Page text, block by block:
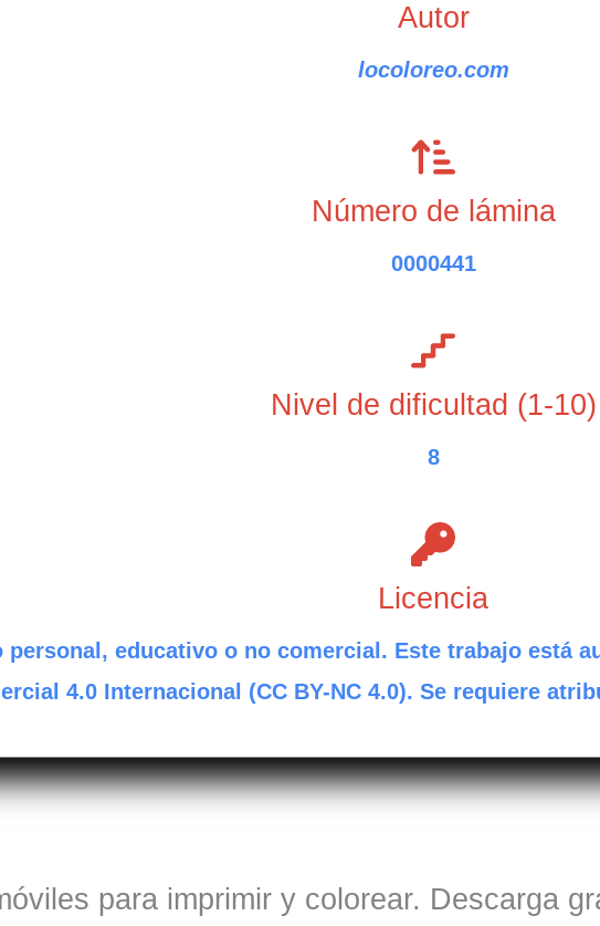
Autor
locoloreo.com
Número de lámina
0000441
Nivel de dificultad (1-10)
8
Licencia
personal, educativo o no comercial. Este trabajo está
4.0 Internacional (CC BY-NC 4.0). Se requiere
para imprimir y colorear. Descarga